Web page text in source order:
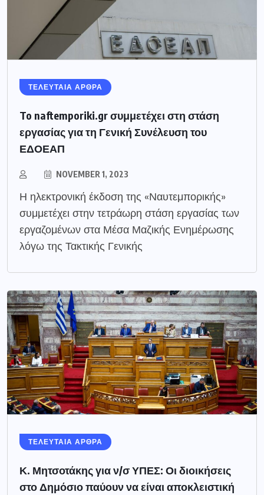
ΤΕΛΕΥΤΑΙΑ ΑΡΘΡΑ
To naftemporiki.gr συμμετέχει στη στάση
εργασίας για τη Γενική Συνέλευση του
ΕΔΟΕΑΠ
NOVEMBER 1, 2023
Η ηλεκτρονική έκδοση της «Ναυτεμπορικής»
συμμετέχει στην τετράωρη στάση εργασίας των
εργαζομένων στα Μέσα Μαζικής Ενημέρωσης
λόγω της Τακτικής Γενικής
ΤΕΛΕΥΤΑΙΑ ΑΡΘΡΑ
Κ. Μητσοτάκης για ν/σ ΥΠΕΣ: Οι διοικήσεις
στο Δημόσιο παύουν να είναι αποκλειστική